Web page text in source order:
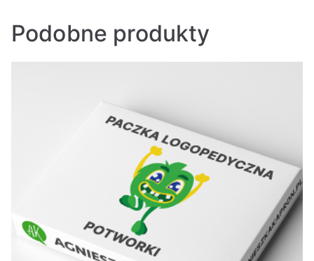
Podobne produkty